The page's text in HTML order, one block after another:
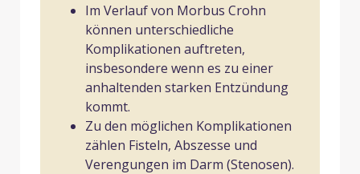
Im Verlauf von Morbus Crohn
können unterschiedliche
Komplikationen auftreten,
insbesondere wenn es zu einer
anhaltenden starken Entzündung
kommt.
Zu den möglichen Komplikationen
zählen Fisteln, Abszesse und
Verengungen im Darm (Stenosen).